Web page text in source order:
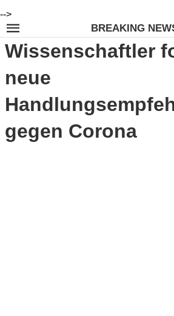
-->
BREAKING
Wissenschaftler
neue
gegen Corona